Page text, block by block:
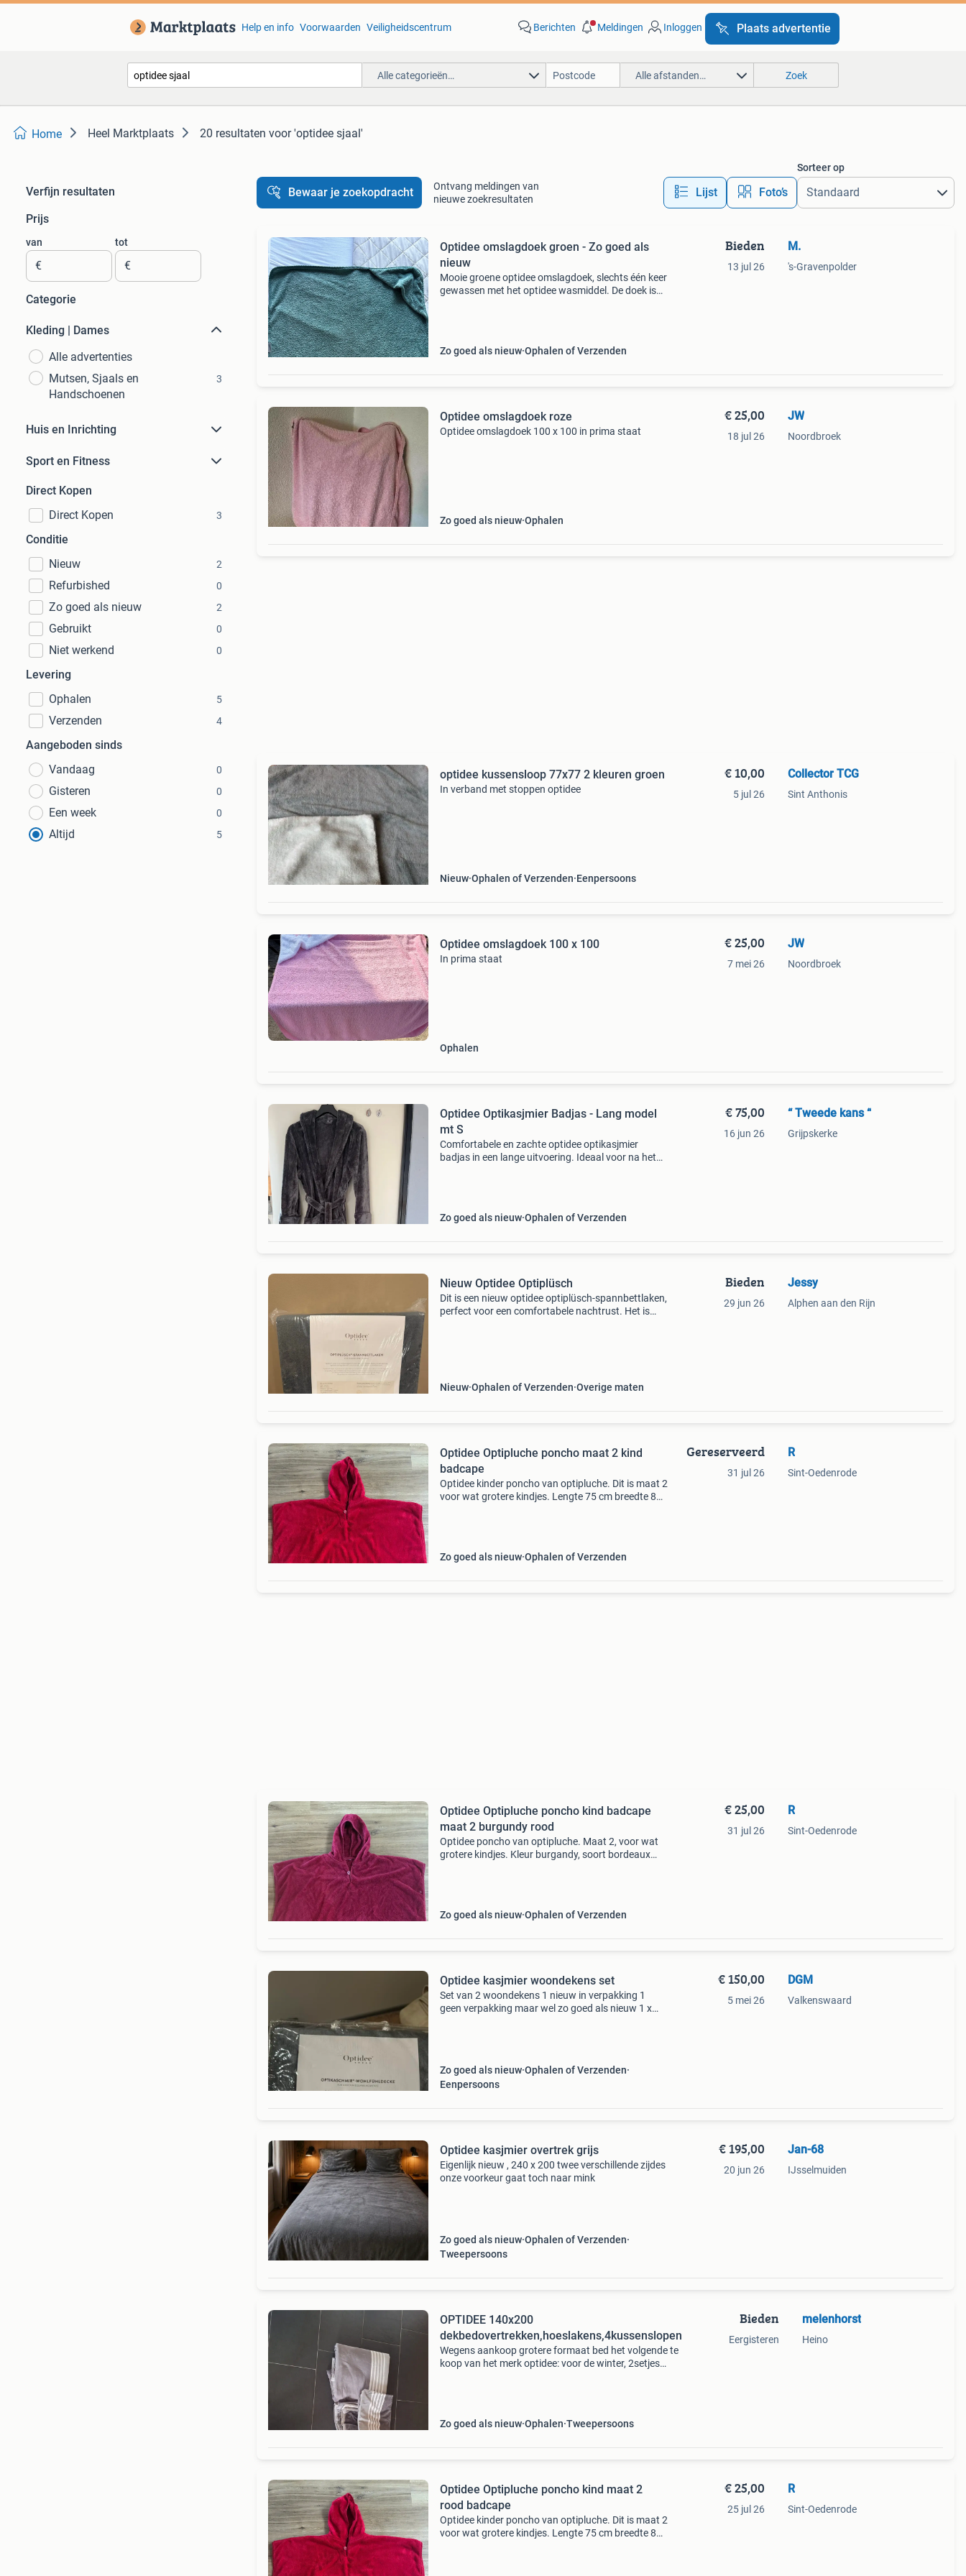
Help en info Voorwaarden Veiligheidscentrum Berichten Meldingen Inloggen Plaats advertentie
Alle categorieën… Alle afstanden… Zoek
Home Heel Marktplaats 20 resultaten voor 'optidee sjaal'
Verfijn resultaten
Prijs
van
€
tot
€
Categorie
Kleding | Dames
Alle advertenties
Mutsen, Sjaals en
Handschoenen
3
Huis en Inrichting
Sport en Fitness
Direct Kopen
Direct Kopen
3
Conditie
Nieuw
2
Refurbished 0
Zo goed als nieuw 2
Gebruikt 0
Niet werkend 0
Levering
Ophalen
5
Verzenden 4
Aangeboden sinds
Vandaag
0
Gisteren 0
Een week 0
Altijd 5
Bewaar je zoekopdracht
Ontvang meldingen van
nieuwe zoekresultaten
Lijst Foto’s
Sorteer op
Optidee omslagdoek groen - Zo goed als
nieuw
Mooie groene optidee omslagdoek, slechts één keer
gewassen met het optidee wasmiddel. De doek is
Zo goed als nieuw Ophalen of Verzenden
Bieden
13 jul 26
M.
's-Gravenpolder
Optidee omslagdoek roze
Optidee omslagdoek 100 x 100 in prima staat
Zo goed als nieuw Ophalen
€ 25,00
18 jul 26
JW
Noordbroek
optidee kussensloop 77x77 2 kleuren groen
In verband met stoppen optidee
Nieuw Ophalen of Verzenden Eenpersoons
€ 10,00
5 jul 26
Collector TCG
Sint Anthonis
Optidee omslagdoek 100 x 100
In prima staat
Ophalen
€ 25,00
7 mei 26
JW
Noordbroek
Optidee Optikasjmier Badjas - Lang model
mt S
Comfortabele en zachte optidee optikasjmier
badjas in een lange uitvoering. Ideaal voor na het
Zo goed als nieuw Ophalen of Verzenden
€ 75,00
16 jun 26
“ Tweede kans “
Grijpskerke
Nieuw Optidee Optiplüsch
Dit is een nieuw optidee optiplüsch-spannbettlaken,
perfect voor een comfortabele nachtrust. Het is
Nieuw Ophalen of Verzenden Overige maten
Bieden
29 jun 26
Jessy
Alphen aan den Rijn
Optidee Optipluche poncho maat 2 kind
badcape
Optidee kinder poncho van optipluche. Dit is maat 2
voor wat grotere kindjes. Lengte 75 cm breedte 85
Zo goed als nieuw Ophalen of Verzenden
Gereserveerd
31 jul 26
R
Sint-Oedenrode
Optidee Optipluche poncho kind badcape
maat 2 burgundy rood
Optidee poncho van optipluche. Maat 2, voor wat
grotere kindjes. Kleur burgandy, soort bordeaux
Zo goed als nieuw Ophalen of Verzenden
€ 25,00
31 jul 26
R
Sint-Oedenrode
Optidee kasjmier woondekens set
Set van 2 woondekens 1 nieuw in verpakking 1
geen verpakking maar wel zo goed als nieuw 1 x
Zo goed als nieuw Ophalen of Verzenden
Eenpersoons
€ 150,00
5 mei 26
DGM
Valkenswaard
Optidee kasjmier overtrek grijs
Eigenlijk nieuw , 240 x 200 twee verschillende zijdes
onze voorkeur gaat toch naar mink
Zo goed als nieuw Ophalen of Verzenden
Tweepersoons
€ 195,00
20 jun 26
Jan-68
IJsselmuiden
OPTIDEE 140x200
dekbedovertrekken,hoeslakens,4kussenslopen
Wegens aankoop grotere formaat bed het volgende te
koop van het merk optidee: voor de winter, 2setjes
Zo goed als nieuw Ophalen Tweepersoons
Bieden
Eergisteren
melenhorst
Heino
Optidee Optipluche poncho kind maat 2
rood badcape
Optidee kinder poncho van optipluche. Dit is maat 2
voor wat grotere kindjes. Lengte 75 cm breedte 85
€ 25,00
25 jul 26
R
Sint-Oedenrode